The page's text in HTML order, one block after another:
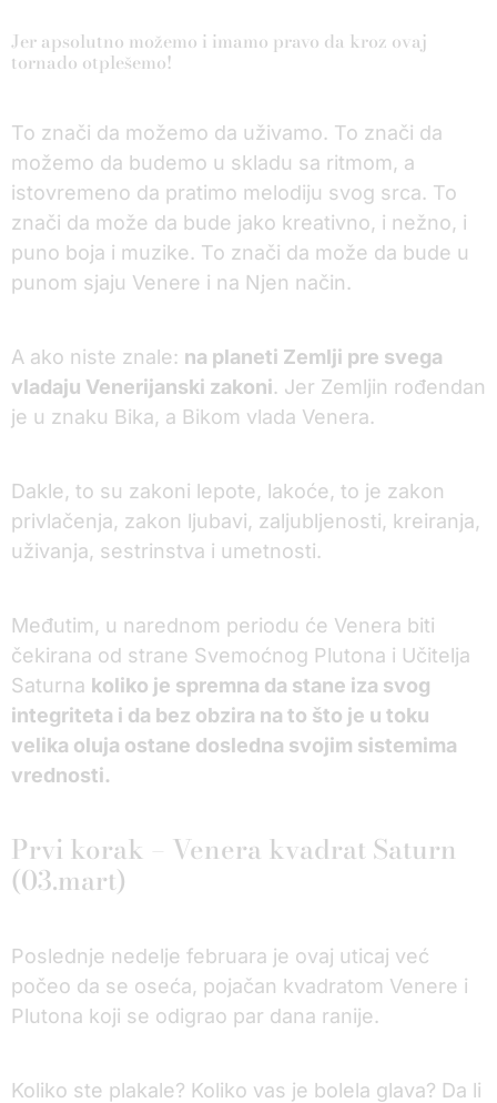
Jer apsolutno možemo i imamo pravo da kroz ovaj
tornado otplešemo!
To znači da možemo da uživamo. To znači da
možemo da budemo u skladu sa ritmom, a
istovremeno da pratimo melodiju svog srca. To
znači da može da bude jako kreativno, i nežno, i
puno boja i muzike. To znači da može da bude u
punom sjaju Venere i na Njen način.
A ako niste znale: na planeti Zemlji pre svega
vladaju Venerijanski zakoni. Jer Zemljin rođendan
je u znaku Bika, a Bikom vlada Venera.
Dakle, to su zakoni lepote, lakoće, to je zakon
privlačenja, zakon ljubavi, zaljubljenosti, kreiranja,
uživanja, sestrinstva i umetnosti.
Međutim, u narednom periodu će Venera biti
čekirana od strane Svemoćnog Plutona i Učitelja
Saturna koliko je spremna da stane iza svog
integriteta i da bez obzira na to što je u toku
velika oluja ostane dosledna svojim sistemima
vrednosti.
Prvi korak – Venera kvadrat Saturn
(03.mart)
Poslednje nedelje februara je ovaj uticaj već
počeo da se oseća, pojačan kvadratom Venere i
Plutona koji se odigrao par dana ranije.
Koliko ste plakale? Koliko vas je bolela glava? Da li